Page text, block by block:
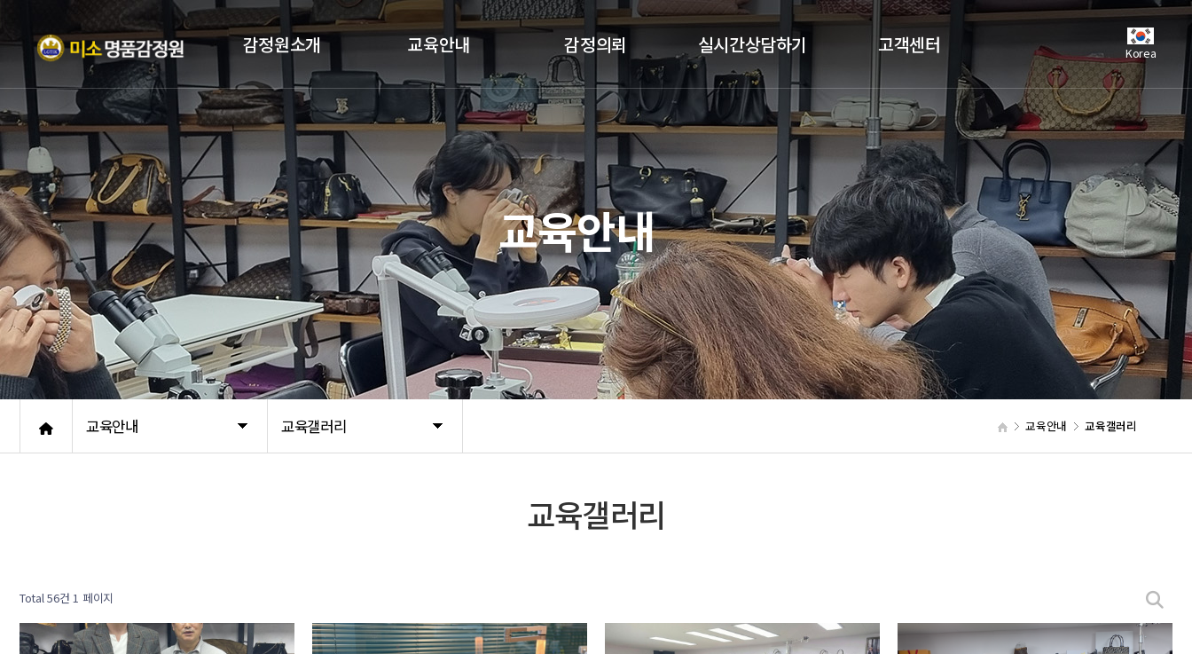
감정원소개
인사말
자격증
조직현황
PROFILE
오시는 길
교육안내
클래스안내
교육과목
교육갤러리
수강후기
예약금결제
감정의뢰
감정절차
감정의뢰
기업체 감정의뢰
국가기관 감정의뢰
정품인증카드
가품소견서
졸업생공간(정보공유)
실시간상담하기
실시간상담하기
고객센터
공지사항
언론보도
자주하는질문
유튜브
Korea
교육안내 교육갤러리 교육안내 교육갤러리
교육안내
교육갤러리
Total 56건 1 페이지